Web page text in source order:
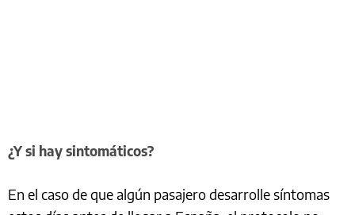
¿Y si hay sintomáticos?
En el caso de que algún pasajero desarrolle síntomas